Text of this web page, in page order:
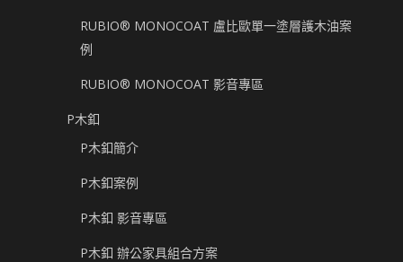
RUBIO® MONOCOAT 盧比歐單一塗層護木油案
例
RUBIO® MONOCOAT 影音專區
P木釦
P木釦簡介
P木釦案例
P木釦 影音專區
P木釦 辦公家具組合方案